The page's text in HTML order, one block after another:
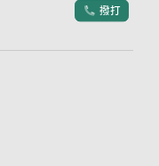
電話符號
撥打